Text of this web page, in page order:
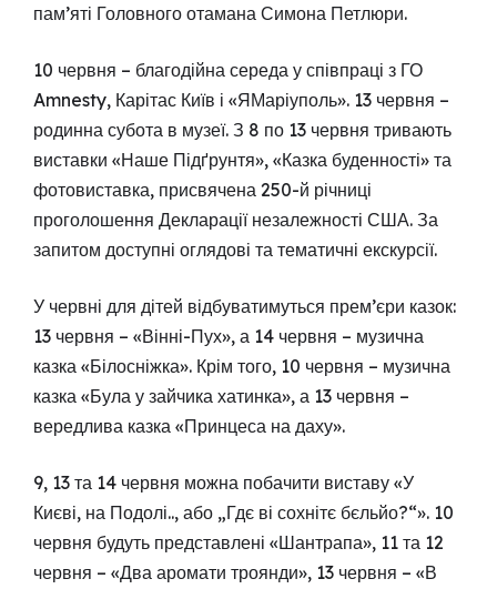
пам’яті Головного отамана Симона Петлюри.
10 червня – благодійна середа у співпраці з ГО
Amnesty, Карітас Київ і «ЯМаріуполь». 13 червня –
родинна субота в музеї. З 8 по 13 червня тривають
виставки «Наше Підґрунтя», «Казка буденності» та
фотовиставка, присвячена 250-й річниці
проголошення Декларації незалежності США. За
запитом доступні оглядові та тематичні екскурсії.
У червні для дітей відбуватимуться прем’єри казок:
13 червня – «Вінні-Пух», а 14 червня – музична
казка «Білосніжка». Крім того, 10 червня – музична
казка «Була у зайчика хатинка», а 13 червня –
вередлива казка «Принцеса на даху».
9, 13 та 14 червня можна побачити виставу «У
Києві, на Подолі.., або „Гдє ві сохнітє бєльйо?“». 10
червня будуть представлені «Шантрапа», 11 та 12
червня – «Два аромати троянди», 13 червня – «В